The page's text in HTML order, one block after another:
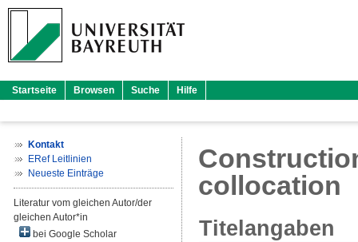
Startseite Browsen Suche Hilfe
Kontakt
ERef Leitlinien
Neueste Einträge
Literatur vom gleichen Autor/der
gleichen Autor*in
bei Google Scholar
collocation
Titelangaben